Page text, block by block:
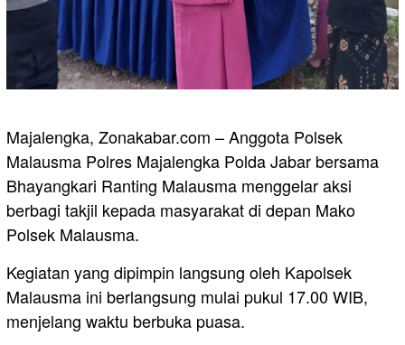
Majalengka, Zonakabar.com – Anggota Polsek
Malausma Polres Majalengka Polda Jabar bersama
Bhayangkari Ranting Malausma menggelar aksi
berbagi takjil kepada masyarakat di depan Mako
Polsek Malausma.
Kegiatan yang dipimpin langsung oleh Kapolsek
Malausma ini berlangsung mulai pukul 17.00 WIB,
menjelang waktu berbuka puasa.